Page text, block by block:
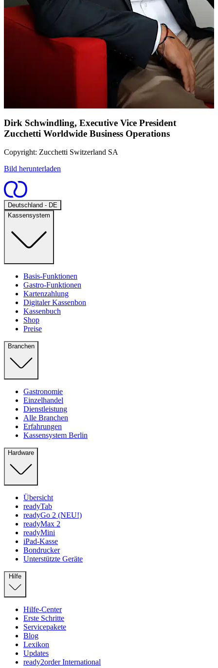
Dirk Schwindling, Executive Vice President
Zucchetti Worldwide Business Operations
Copyright: Zucchetti Switzerland SA
Bild herunterladen
Deutschland - DE
Kassensystem
Basis-Funktionen
Gastro-Funktionen
Kartenzahlung
Digitaler Kassenbon
Kassenbuch
Shop
Preise
Branchen
Gastronomie
Einzelhandel
Dienstleistung
Alle Branchen
Erfahrungen
Kassensystem Berlin
Hardware
Übersicht
readyTab
readyGo 2 (NEU!)
readyMax 2
readyMini
iPad-Kasse
Bondrucker
Unterstützte Geräte
Hilfe-Center
Erste Schritte
Servicepakete
Blog
Lexikon
Updates
ready2order International